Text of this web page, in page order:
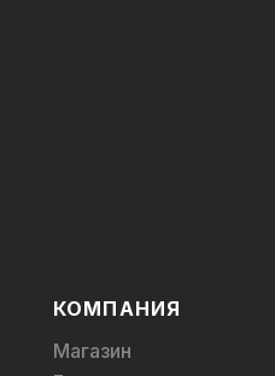
Магазин
КОМПАНИЯ